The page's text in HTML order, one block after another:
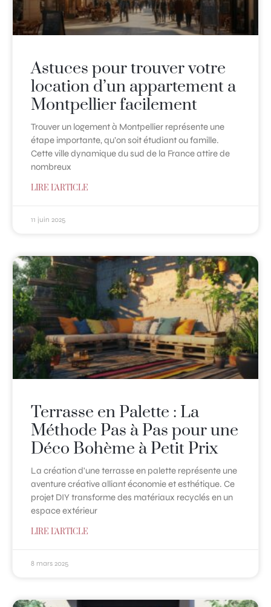
Astuces pour trouver votre
location d’un appartement a
Montpellier facilement
Trouver un logement à Montpellier représente une
étape importante, qu’on soit étudiant ou famille.
Cette ville dynamique du sud de la France attire de
nombreux
LIRE L'ARTICLE
11 juin 2025
Terrasse en Palette : La
Méthode Pas à Pas pour une
Déco Bohème à Petit Prix
La création d'une terrasse en palette représente une
aventure créative alliant économie et esthétique. Ce
projet DIY transforme des matériaux recyclés en un
espace extérieur
LIRE L'ARTICLE
8 mars 2025